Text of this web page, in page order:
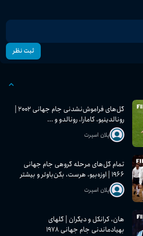
ثبت نظر
گل‌های فراموش‌نشدنی جام جهانی ۲۰۰۲ |
رونالدینیو، کامارا، رونالدو و ...
پلان اسپرت
تمام گل‌های مرحله گروهی جام جهانی
۱۹۶۶ | اوزه‌بیو، هرست، بکن‌باوئر و بیشتر
پلان اسپرت
هان، کرانکل و دیگران | گلهای
بهیادماندنی جام جهانی ۱۹۷۸